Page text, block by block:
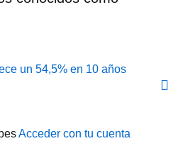
un 54,5% en 10 años
Acceder con tu cuenta